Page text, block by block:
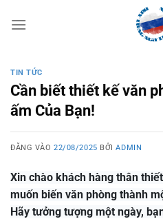
qua
TIN TỨC
Cần biết thiết kế văn
ấm Của Bạn!
ĐĂNG VÀO22/08/2025 BỞIADMIN
Xin chào khách hàng thân
muốn biến văn phòng thành
Hãy tưởng tượng một ngày,